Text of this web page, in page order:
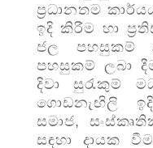
ප්‍රධානතම
ඉදි කිරීම හා
ජල පහසුකම්
පහසුකම් ලබා
දිවා සුරැකුම්
ගොඩනැඟිලි
සමාජ,
සඳහා දායක